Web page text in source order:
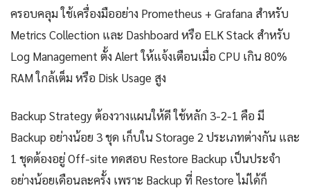
ครอบคลุม ใช้เครื่องมืออย่าง Prometheus + Grafana สำหรับ
Metrics Collection และ Dashboard หรือ ELK Stack สำหรับ
Log Management ตั้ง Alert ให้แจ้งเตือนเมื่อ CPU เกิน 80%
RAM ใกล้เต็ม หรือ Disk Usage สูง
Backup Strategy ต้องวางแผนให้ดี ใช้หลัก 3-2-1 คือ มี
Backup อย่างน้อย 3 ชุด เก็บใน Storage 2 ประเภทต่างกัน และ
1 ชุดต้องอยู่ Off-site ทดสอบ Restore Backup เป็นประจำ
อย่างน้อยเดือนละครั้ง เพราะ Backup ที่ Restore ไม่ได้ก็